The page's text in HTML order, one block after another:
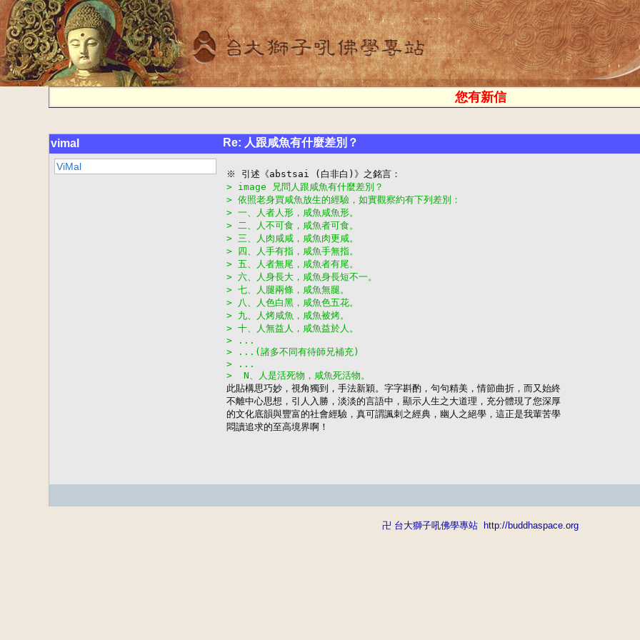
您有新信
vimal Re: 人跟咸魚有什麼差別？
ViMal
> image 兄問人跟咸魚有什麼差別？
> 依照老身買咸魚放生的經驗，如實觀察約有下列差別：
> 一、人者人形，咸魚咸魚形。
> 二、人不可食，咸魚者可食。
> 三、人肉咸咸，咸魚肉更咸。
> 四、人手有指，咸魚手無指。
> 五、人者無尾，咸魚者有尾。
> 六、人身長大，咸魚身長短不一。
> 七、人腿兩條，咸魚無腿。
> 八、人色白黑，咸魚色五花。
> 九、人烤咸魚，咸魚被烤。
> 十、人無益人，咸魚益於人。
> ...
> ...(諸多不同有待師兄補充)
> ...
>  N、人是活死物，咸魚死活物。
此貼構思巧妙，視角獨到，手法新穎。字字斟酌，句句精美，情節曲折，而又始終
不離中心思想，引人入勝，淡淡的言語中，顯示人生之大道理，充分體現了您深厚
的文化底韻與豐富的社會經驗，真可謂諷刺之經典，幽人之絕學，這正是我輩苦學
悶讀追求的至高境界啊！
卍 台大獅子吼佛學專站 http://buddhaspace.org